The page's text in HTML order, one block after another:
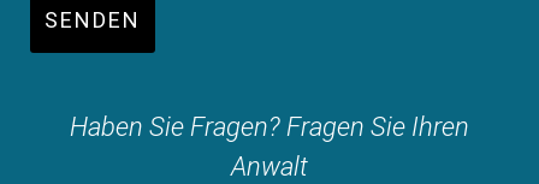
SENDEN
Haben Sie Fragen? Fragen Sie Ihren
Anwalt